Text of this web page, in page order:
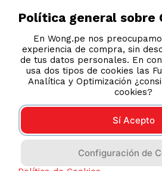
Esta tienda usa Niubiz para
Política general sobre
En Wong.pe nos
experiencia de compra, sin
de tus datos personales. En
usa dos tipos de cookies las
Analítica y Optimización
cookies?
Sí Acepto
Configuración de